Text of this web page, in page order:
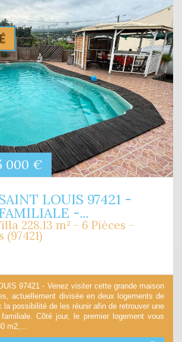
000 €
LOUIS 97421 -
-...
228.13 m² - 6 Pièces -
97421 - Venez visiter cette grande maison
actuellement divisée en deux logements de
la possibilité de les réunir afin de retrouver une
Côté jour, le premier logement vous
m2,...